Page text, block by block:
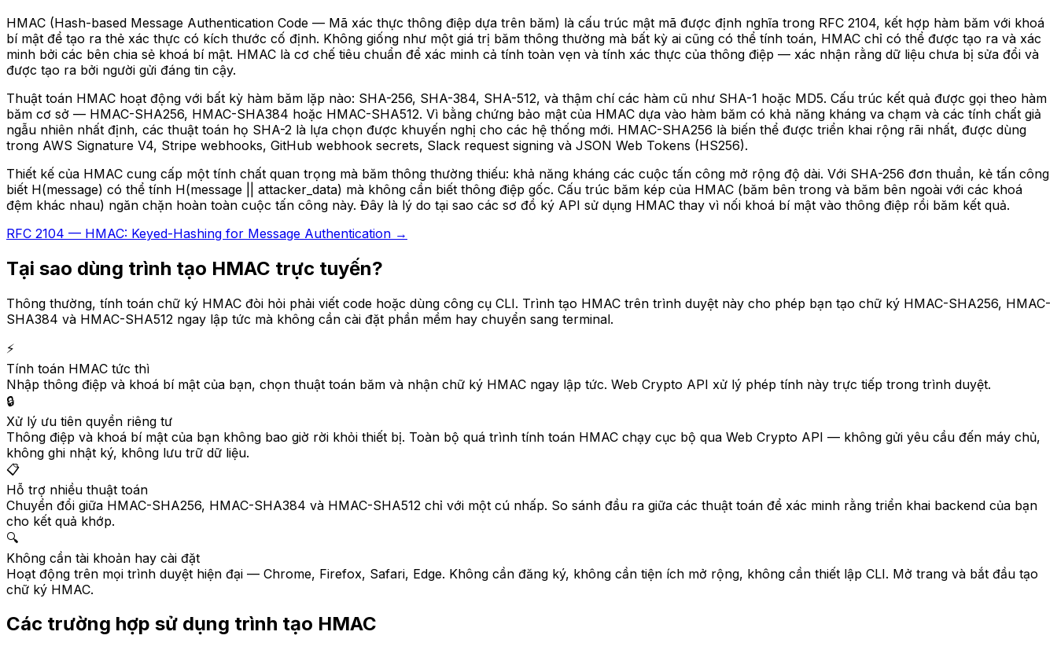
HMAC (Hash-based Message Authentication Code — Mã xác thực thông điệp dựa trên băm) là cấu trúc mật mã được định nghĩa trong RFC 2104, kết hợp hàm băm với khoá
bí mật để tạo ra thẻ xác thực có kích thước cố định. Không giống như một giá trị băm thông thường mà bất kỳ ai cũng có thể tính toán, HMAC chỉ có thể được tạo ra và xác
minh bởi các bên chia sẻ khoá bí mật. HMAC là cơ chế tiêu chuẩn để xác minh cả tính toàn vẹn và tính xác thực của thông điệp — xác nhận rằng dữ liệu chưa bị sửa đổi và
được tạo ra bởi người gửi đáng tin cậy.
Thuật toán HMAC hoạt động với bất kỳ hàm băm lặp nào: SHA-256, SHA-384, SHA-512, và thậm chí các hàm cũ như SHA-1 hoặc MD5. Cấu trúc kết quả được gọi theo hàm
băm cơ sở — HMAC-SHA256, HMAC-SHA384 hoặc HMAC-SHA512. Vì bằng chứng bảo mật của HMAC dựa vào hàm băm có khả năng kháng va chạm và các tính chất giả
ngẫu nhiên nhất định, các thuật toán họ SHA-2 là lựa chọn được khuyến nghị cho các hệ thống mới. HMAC-SHA256 là biến thể được triển khai rộng rãi nhất, được dùng
trong AWS Signature V4, Stripe webhooks, GitHub webhook secrets, Slack request signing và JSON Web Tokens (HS256).
Thiết kế của HMAC cung cấp một tính chất quan trọng mà băm thông thường thiếu: khả năng kháng các cuộc tấn công mở rộng độ dài. Với SHA-256 đơn thuần, kẻ tấn công
biết H(message) có thể tính H(message || attacker_data) mà không cần biết thông điệp gốc. Cấu trúc băm kép của HMAC (băm bên trong và băm bên ngoài với các khoá
đệm khác nhau) ngăn chặn hoàn toàn cuộc tấn công này. Đây là lý do tại sao các sơ đồ ký API sử dụng HMAC thay vì nối khoá bí mật vào thông điệp rồi băm kết quả.
RFC 2104 — HMAC: Keyed-Hashing for Message Authentication →
Tại sao dùng trình tạo HMAC trực tuyến?
Thông thường, tính toán chữ ký HMAC đòi hỏi phải viết code hoặc dùng công cụ CLI. Trình tạo HMAC trên trình duyệt này cho phép bạn tạo chữ ký HMAC-SHA256, HMAC-
SHA384 và HMAC-SHA512 ngay lập tức mà không cần cài đặt phần mềm hay chuyển sang terminal.
⚡
Tính toán HMAC tức thì
Nhập thông điệp và khoá bí mật của bạn, chọn thuật toán băm và nhận chữ ký HMAC ngay lập tức. Web Crypto API xử lý phép tính này trực tiếp trong trình duyệt.
🔒
Xử lý ưu tiên quyền riêng tư
Thông điệp và khoá bí mật của bạn không bao giờ rời khỏi thiết bị. Toàn bộ quá trình tính toán HMAC chạy cục bộ qua Web Crypto API — không gửi yêu cầu đến máy chủ,
không ghi nhật ký, không lưu trữ dữ liệu.
📋
Hỗ trợ nhiều thuật toán
Chuyển đổi giữa HMAC-SHA256, HMAC-SHA384 và HMAC-SHA512 chỉ với một cú nhấp. So sánh đầu ra giữa các thuật toán để xác minh rằng triển khai backend của bạn
cho kết quả khớp.
🔍
Không cần tài khoản hay cài đặt
Hoạt động trên mọi trình duyệt hiện đại — Chrome, Firefox, Safari, Edge. Không cần đăng ký, không cần tiện ích mở rộng, không cần thiết lập CLI. Mở trang và bắt đầu tạo
chữ ký HMAC.
Các trường hợp sử dụng trình tạo HMAC